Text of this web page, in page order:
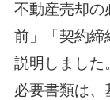
不動産売却の
前」「契約締
説明しました
必要書類は、